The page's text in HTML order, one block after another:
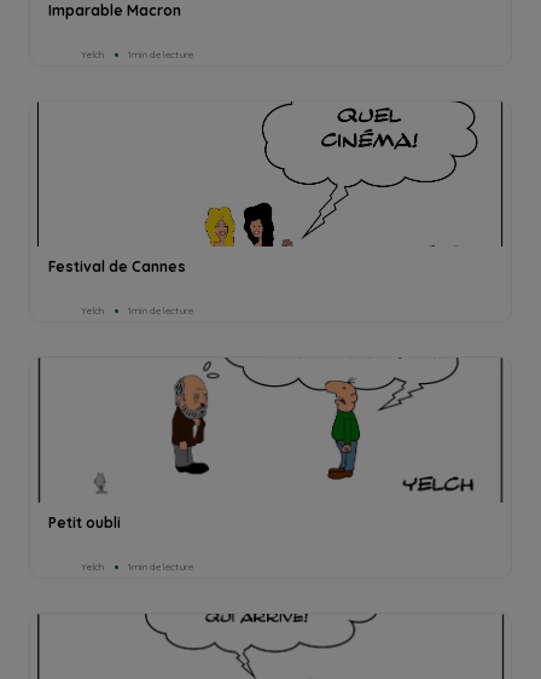
Imparable Macron
Yelch 1min de lecture
Festival de Cannes
Yelch 1min de lecture
Petit oubli
Yelch 1min de lecture